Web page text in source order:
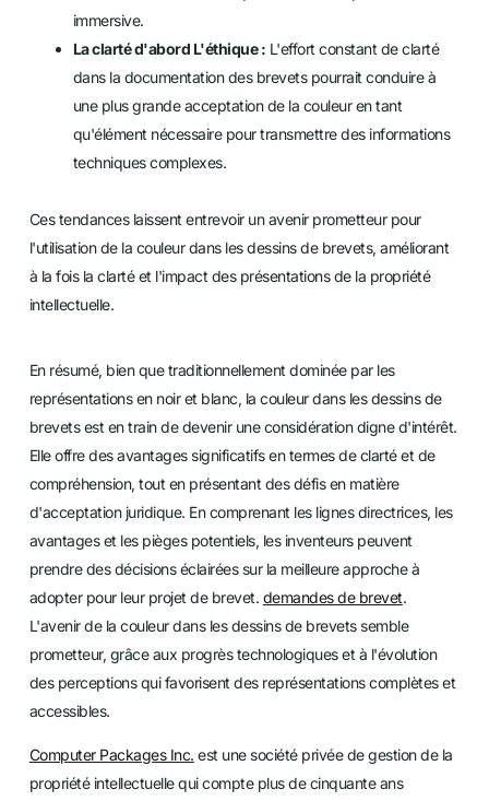
immersive.
La clarté d'abord L'éthique : L'effort constant de clarté
dans la documentation des brevets pourrait conduire à
une plus grande acceptation de la couleur en tant
qu'élément nécessaire pour transmettre des informations
techniques complexes.
Ces tendances laissent entrevoir un avenir prometteur pour
l'utilisation de la couleur dans les dessins de brevets, améliorant
à la fois la clarté et l'impact des présentations de la propriété
intellectuelle.
En résumé, bien que traditionnellement dominée par les
représentations en noir et blanc, la couleur dans les dessins de
brevets est en train de devenir une considération digne d'intérêt.
Elle offre des avantages significatifs en termes de clarté et de
compréhension, tout en présentant des défis en matière
d'acceptation juridique. En comprenant les lignes directrices, les
avantages et les pièges potentiels, les inventeurs peuvent
prendre des décisions éclairées sur la meilleure approche à
adopter pour leur projet de brevet. demandes de brevet.
L'avenir de la couleur dans les dessins de brevets semble
prometteur, grâce aux progrès technologiques et à l'évolution
des perceptions qui favorisent des représentations complètes et
accessibles.
Computer Packages Inc. est une société privée de gestion de la
propriété intellectuelle qui compte plus de cinquante ans